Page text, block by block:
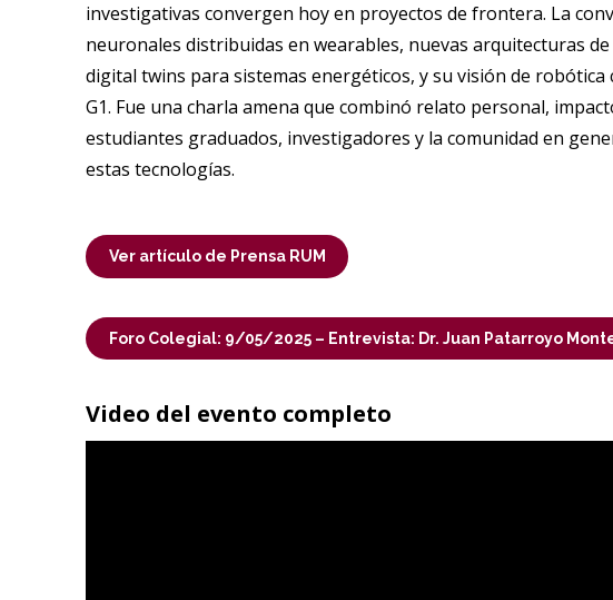
investigativas convergen hoy en proyectos de frontera. La
neuronales distribuidas en wearables, nuevas arquitecturas
digital twins para sistemas energéticos, y su visión de
G1. Fue una charla amena que combinó relato personal,
estudiantes graduados, investigadores y la comunidad en
estas tecnologías.
Ver artículo de Prensa RUM
Foro Colegial: 9/05/2025 – Entrevista: Dr. Juan Patarroyo
Video del evento completo